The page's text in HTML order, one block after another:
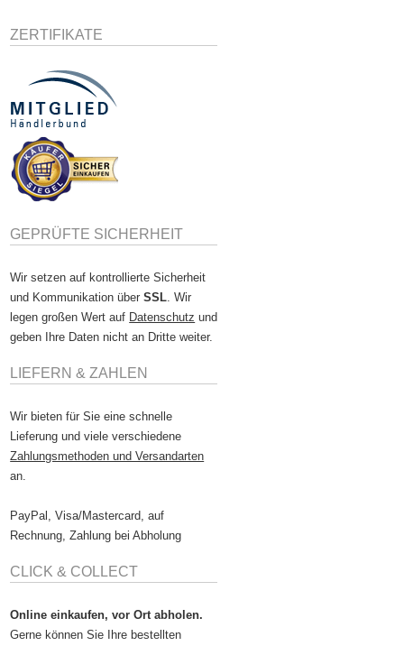
ZERTIFIKATE
GEPRÜFTE SICHERHEIT
Wir setzen auf kontrollierte Sicherheit
und Kommunikation überSSL . Wir
legen großen Wert auf Datenschutz und
geben Ihre Daten nicht an Dritte weiter.
LIEFERN & ZAHLEN
Wir bieten für Sie eine schnelle
Lieferung und viele verschiedene
Zahlungsmethoden und Versandarten
an.
PayPal, Visa/Mastercard, auf
Rechnung, Zahlung bei Abholung
CLICK & COLLECT
Online einkaufen, vor Ort abholen.
Gerne können Sie Ihre bestellten